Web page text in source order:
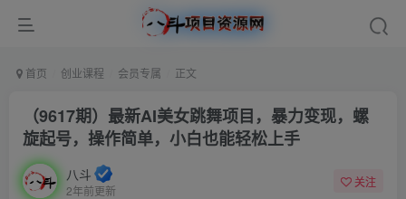
首页 创业课程 会员专属 正文
（9617期）最新AI美女跳舞项目，暴力变现，螺
旋起号，操作简单，小白也能轻松上手
八斗
2年前更新
关注